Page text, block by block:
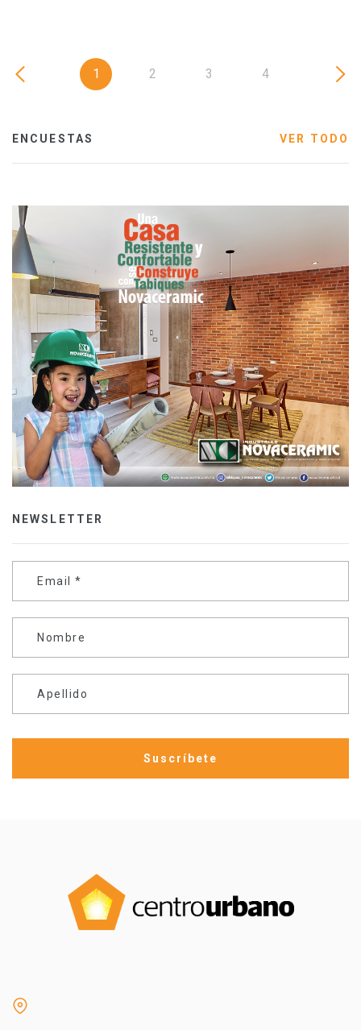
1 2 3 4
ENCUESTAS VER TODO
NEWSLETTER
Email *
Nombre
Apellido